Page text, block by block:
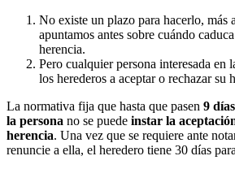
No existe un plazo para hacerlo, más
apuntamos antes sobre cuándo
herencia.
Pero cualquier persona interesada en
los herederos a aceptar o rechazar su
La normativa fija que hasta que pasen 9
la persona no se puede instar la
herencia. Una vez que se requiere ante
renuncie a ella, el heredero tiene 30 días